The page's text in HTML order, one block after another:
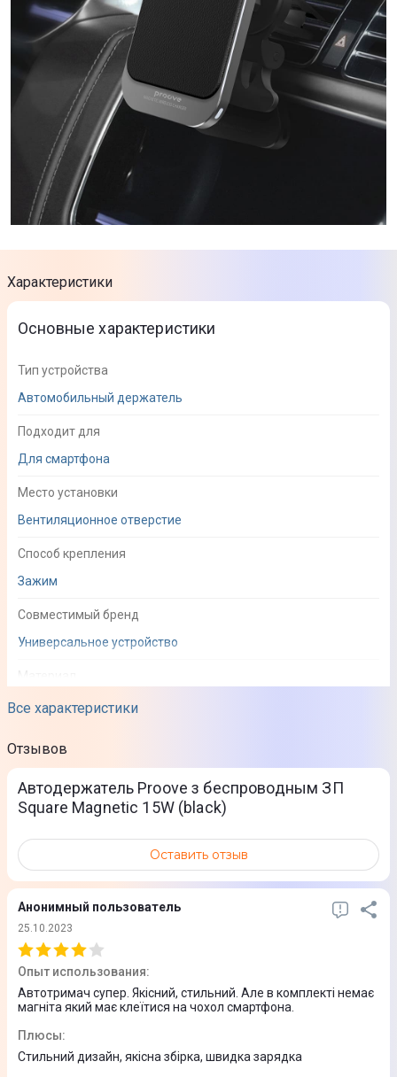
Характеристики
Все характеристики
Основные характеристики
Тип устройства
Автомобильный держатель
Подходит для
Для смартфона
Место установки
Вентиляционное отверстие
Способ крепления
Зажим
Совместимый бренд
Универсальное устройство
Алюминий
мощность: 5W/7.5W/10W/15W; Встроенная защита от
посторонних предметов; Регулировка положения смартфона
устройства; Беспроводная зарядка для смартфонов с
подключением MagSafe до 15W
Оснащение и функции
Зарядка гаджета
Да
Динамик
Нет
Отзывов
Автодержатель Proove з беспроводным ЗП
Square Magnetic 15W (black)
Оставить отзыв
Анонимный пользователь
25.10.2023
Опыт использования:
Автотримач супер. Якісний, стильний. Але в комплекті немає
магніта який має клеїтися на чохол смартфона.
Плюсы:
Стильний дизайн, якісна збірка, швидка зарядка